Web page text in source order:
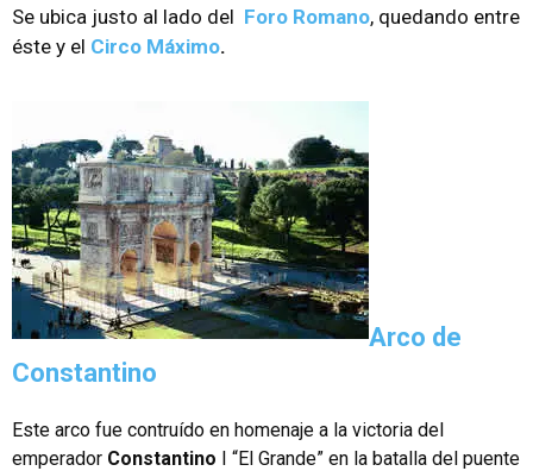
Se ubica justo al lado del Foro Romano, quedando entre
éste y el Circo Máximo.
Arco de
Constantino
Este arco fue contruído en homenaje a la victoria del
emperador Constantino I “El Grande” en la batalla del puente